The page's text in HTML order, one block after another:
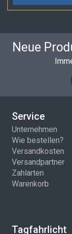
Neue
Service
Unternehmen
Wie bestellen?
Versandkosten
Versandpartner
Zahlarten
Warenkorb
Tagfahrlicht